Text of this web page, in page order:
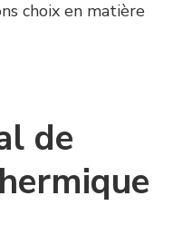
choix en matière
de